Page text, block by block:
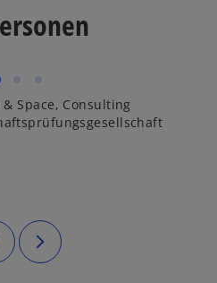
Space, Consulting